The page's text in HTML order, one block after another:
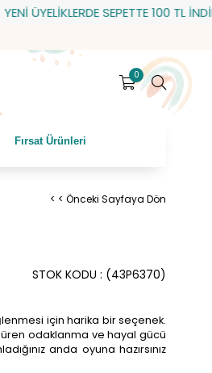
ÜYELİKLERDE SEPETTE 100 TL
0
Fırsat Ürünleri
< < Önceki Sayfaya Dön
(43P6370)
STOK KODU
için harika bir seçenek.
odaklanma ve hayal gücü
anda oyuna hazırsınız